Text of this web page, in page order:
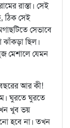
রাস্তা। সেই
ঠিক সেই
সেভাবে
ছিল।
মেশালে যেমন
আর কী!
ঘুরতে ঘুরতে
খুব ভয়
হবে না। তখন